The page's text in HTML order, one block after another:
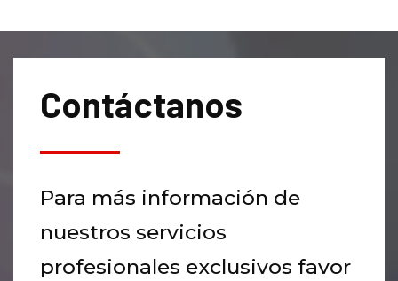
Contáctanos
Para más información de
nuestros servicios
profesionales exclusivos favor